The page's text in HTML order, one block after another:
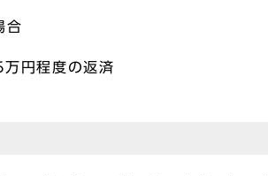
合
程度の返済